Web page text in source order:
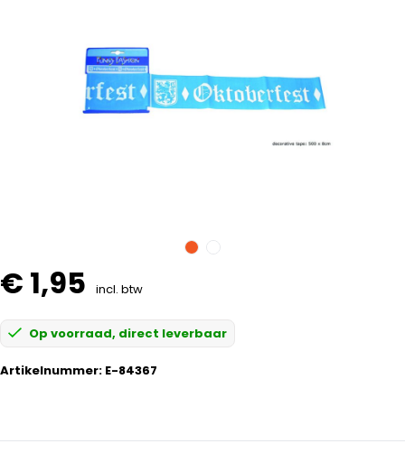
€ 1,95 incl. btw
Op voorraad, direct leverbaar
Artikelnummer: E-84367